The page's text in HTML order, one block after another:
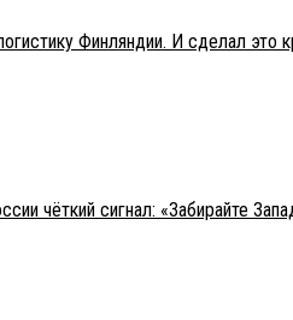
Финляндии. И сделал это
чёткий сигнал: «Забирайте